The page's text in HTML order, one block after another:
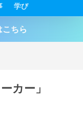
学び
ちら
カー」